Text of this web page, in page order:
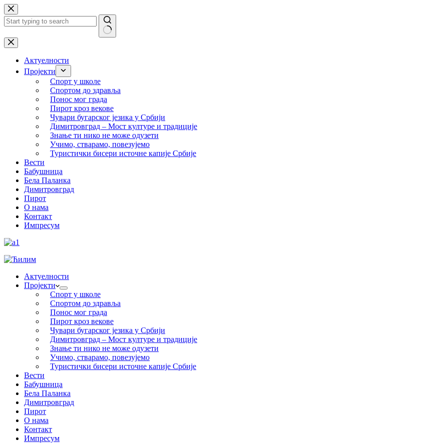
Skip
to
content
No
results
Актуелности
Пројекти
Спорт у школе
Спортом до здравља
Понос мог града
Пирот кроз векове
Чувари бугарског језика у Србији
Димитровград – Мост културе и традиције
Знање ти нико не може одузети
Учимо, стварамо, повезујемо
Туристички бисери источне капије Србије
Вести
Бабушница
Бела Паланка
Димитровград
Пирот
О нама
Контакт
Импресум
Актуелности
Пројекти
Спорт у школе
Спортом до здравља
Понос мог града
Пирот кроз векове
Чувари бугарског језика у Србији
Димитровград – Мост културе и традиције
Знање ти нико не може одузети
Учимо, стварамо, повезујемо
Туристички бисери источне капије Србије
Вести
Бабушница
Бела Паланка
Димитровград
Пирот
О нама
Контакт
Импресум